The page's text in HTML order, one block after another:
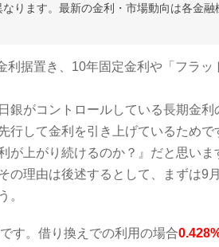
ります。最新の金利・市場動向は各金融
利据置き、10年固定金利や「フラッ
銀がコントロールしている長期金利
行して金利を引き上げているためで
が上がり続けるのか？』だと思いま
の理由は後述するとして、まずは9
。
す。借り換えでの利用の場合